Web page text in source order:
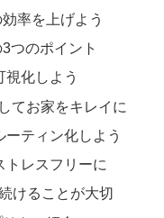
率を上げよう
つのポイント
視化しよう
てお家をキレイに
ティン化しよう
トレスフリーに
けることが大切